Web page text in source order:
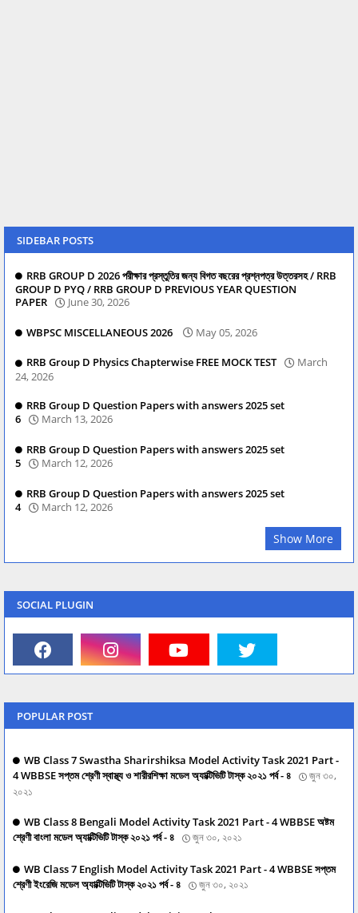
SIDEBAR POSTS
RRB GROUP D 2026 পরীক্ষার প্রস্তুতির জন্য বিগত বছরের প্রশ্নপত্র উত্তরসহ / RRB
GROUP D PYQ / RRB GROUP D PREVIOUS YEAR QUESTION
PAPER
June 30, 2026
WBPSC MISCELLANEOUS 2026 May 05, 2026
RRB Group D Physics Chapterwise FREE MOCK TEST
March
24, 2026
RRB Group D Question Papers with answers 2025 set
6
March 13, 2026
RRB Group D Question Papers with answers 2025 set
5
March 12, 2026
RRB Group D Question Papers with answers 2025 set
4
March 12, 2026
Show More
SOCIAL PLUGIN
POPULAR POST
WB Class 7 Swastha Sharirshiksa Model Activity Task 2021 Part -
4 WBBSE সপ্তম শ্রেণী স্বাস্থ্য ও শারীরশিক্ষা মডেল অ্যাক্টিভিটি টাস্ক ২০২১ পর্ব - ৪
জুন ৩০,
২০২১
WB Class 8 Bengali Model Activity Task 2021 Part - 4 WBBSE অষ্টম
শ্রেণী বাংলা মডেল অ্যাক্টিভিটি টাস্ক ২০২১ পর্ব - ৪
জুন ৩০, ২০২১
WB Class 7 English Model Activity Task 2021 Part - 4 WBBSE সপ্তম
শ্রেণী ইংরেজি মডেল অ্যাক্টিভিটি টাস্ক ২০২১ পর্ব - ৪
জুন ৩০, ২০২১